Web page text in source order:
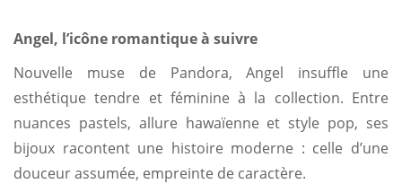
Angel, l’icône romantique à suivre
Nouvelle muse de Pandora, Angel insuffle une
esthétique tendre et féminine à la collection. Entre
nuances pastels, allure hawaïenne et style pop, ses
bijoux racontent une histoire moderne : celle d’une
douceur assumée, empreinte de caractère.